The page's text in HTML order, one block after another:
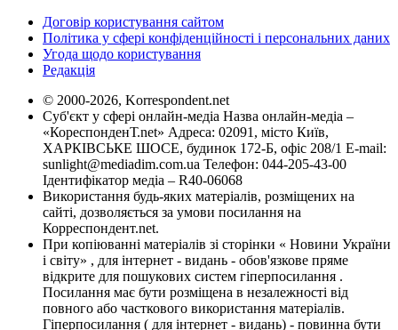
Договір користування сайтом
Політика у сфері конфіденційності і персональних даних
Угода щодо користування
Редакція
© 2000-2026, Korrespondent.net
Суб'єкт у сфері онлайн-медіа Назва онлайн-медіа –
«КореспонденТ.net» Адреса: 02091, місто Київ,
ХАРКІВСЬКЕ ШОСЕ, будинок 172-Б, офіс 208/1 E-mail:
sunlight@mediadim.com.ua Телефон: 044-205-43-00
Ідентифікатор медіа – R40-06068
Використання будь-яких матеріалів, розміщених на
сайті, дозволяється за умови посилання на
Корреспондент.net.
При копіюванні матеріалів зі сторінки « Новини України
і світу» , для інтернет - видань - обов'язкове пряме
відкрите для пошукових систем гіперпосилання .
Посилання має бути розміщена в незалежності від
повного або часткового використання матеріалів.
Гіперпосилання ( для інтернет - видань) - повинна бути